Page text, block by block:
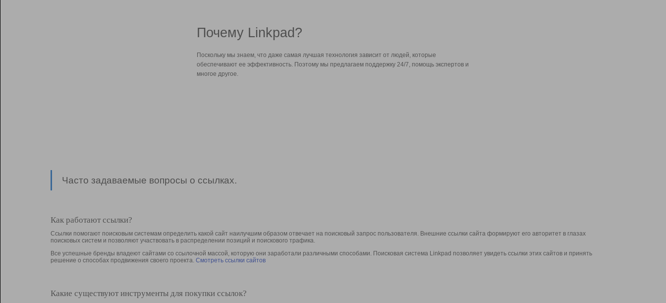
Почему Linkpad?
Поскольку мы знаем, что даже самая лучшая технология зависит от людей, которые
обеспечивают ее эффективность. Поэтому мы предлагаем поддержку 24/7, помощь экспертов и
многое другое.
Часто задаваемые вопросы о ссылках.
Как работают ссылки?
Ссылки помогают поисковым системам определить какой сайт наилучшим образом отвечает на поисковый запрос пользователя. Внешние ссылки сайта формируют его авторитет в глазах
поисковых систем и позволяют участвовать в раcпределении позиций и поискового трафика.
Все успешные бренды владеют сайтами со ссылочной массой, которую они заработали различными способами. Поисковая система Linkpad позволяет увидеть ссылки этих сайтов и принять
решение о способах продвижения своего проекта. Смотреть ссылки сайтов
Какие существуют инструменты для покупки ссылок?